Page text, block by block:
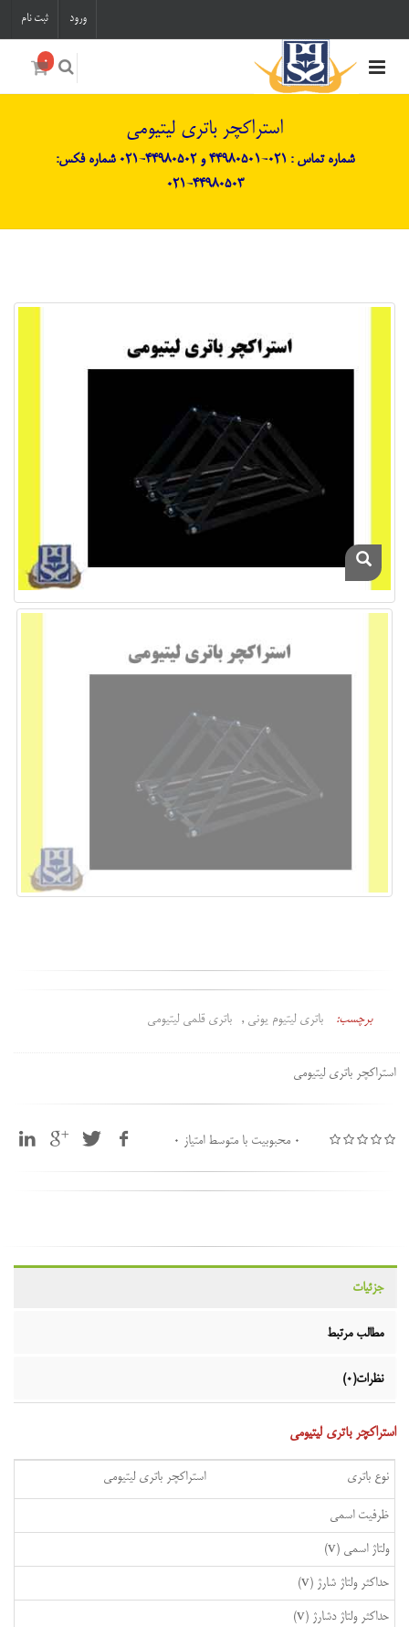
ورود ثبت نام
0
استراکچر باتری لیتیومی
شماره تماس : 021-44980501 و 44980502-021 شماره فکس:
44980503-021
برچسب: باتری لیتیوم یونی باتری قلمی لیتیومی
استراکچر باتری لیتیومی
جزئیات
مطالب مرتبط
نظرات(0)
استراکچر باتری لیتیومی
نوع باتری استراکچر باتری لیتیومی
ظرفیت اسمی
ولتاژ اسمی (v)
حداکثر ولتاژ شارژ (v)
حداکثر ولتاژ دشارژ (v)